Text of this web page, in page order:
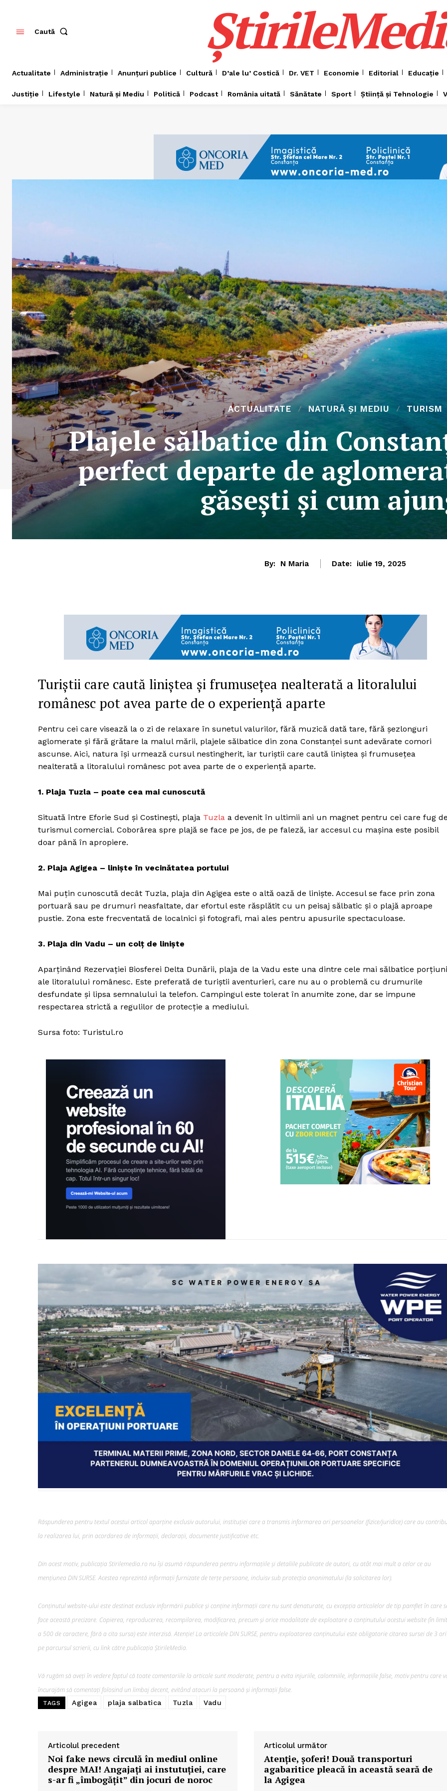
Caută
Actualitate Administrație Anunțuri publice Cultură D’ale lu’ Costică Dr. VET Economie Editorial Educație
Justiție Lifestyle Natură și Mediu Politică Podcast România uitată Sănătate Sport Știință și Tehnologie
ACTUALITATE NATURĂ ȘI MEDIU TURISM
Plajele sălbatice din
perfect departe de
găsești și cum
By: N Maria Date: iulie 19, 2025
Turiștii care caută liniștea și frumusețea nealterată a litoralului
românesc pot avea parte de o experiență aparte
Pentru cei care visează la o zi de relaxare în sunetul valurilor, fără muzică dată tare, fără șezlonguri
aglomerate și fără grătare la malul mării, plajele sălbatice din zona Constanței sunt adevărate comori
ascunse. Aici, natura își urmează cursul nestingherit, iar turiștii care caută liniștea și frumusețea
nealterată a litoralului românesc pot avea parte de o experiență aparte.
1. Plaja Tuzla – poate cea mai cunoscută
Situată între Eforie Sud și Costinești, plaja Tuzla a devenit în ultimii ani un magnet pentru cei care fug
turismul comercial. Coborârea spre plajă se face pe jos, de pe faleză, iar accesul cu mașina este posibil
doar până în apropiere.
2. Plaja Agigea – liniște în vecinătatea portului
Mai puțin cunoscută decât Tuzla, plaja din Agigea este o altă oază de liniște. Accesul se face prin zona
portuară sau pe drumuri neasfaltate, dar efortul este răsplătit cu un peisaj sălbatic și o plajă aproape
pustie. Zona este frecventată de localnici și fotografi, mai ales pentru apusurile spectaculoase.
3. Plaja din Vadu – un colț de linişte
Aparținând Rezervației Biosferei Delta Dunării, plaja de la Vadu este una dintre cele mai sălbatice porțiuni
ale litoralului românesc. Este preferată de turiștii aventurieri, care nu au o problemă cu drumurile
desfundate și lipsa semnalului la telefon. Campingul este tolerat în anumite zone, dar se impune
respectarea strictă a regulilor de protecție a mediului.
Sursa foto: Turistul.ro
Răspunderea pentru textul acestui articol aparține exclusiv autorului, instituției care a transmis informarea ori persoanelor (fizice/juridice) care au
la realizarea lui, prin acordarea de informații, declarații, documente justificative etc.
Din acest motiv, publicația Stirilemedia.ro nu își asumă răspunderea pentru informațiile și detaliile publicate de autori, cu atât mai mult a celor ce au
mențiunea DIN SURSE. Acestea reprezintă informații furnizate de terțe persoane, incluisv sub protecția anonimatului (la solicitarea lor).
Conținutul website-ului este destinat exclusiv informării publice și conține informații care nu sunt denaturate, cu excepția articolelor de tip pamflet în care
face această precizare. Copierea, reproducerea, recompilarea, modificarea, precum şi orice modalitate de exploatare a conținutului acestui website (în
a 500 de caractere, fără a cita sursa) este interzisă. Atenție! La articolele DIN SURSE, pentru exploatarea conținutului este obligatorie citarea sursei de 3 ori
pe parcursul scrierii, cu link către publicația ȘtirileMedia.
Vă rugăm să aveți în vedere faptul că toate comentariile la articole sunt moderate, pentru a evita injuriile, calomniile, informațiile false, motiv pentru care
încurajăm să comentați folosind un limbaj decent, evitând atacuri la persoană și informații false.
TAGS Agigea plaja salbatica Tuzla Vadu
Articolul precedent
Noi fake news circulă în mediul online
despre MAI! Angajaţi ai instutuţiei, care
s-ar fi „îmbogăţit” din jocuri de noroc
Articolul următor
Atenţie, şoferi! Două transporturi
agabaritice pleacă în această seară de
la Agigea